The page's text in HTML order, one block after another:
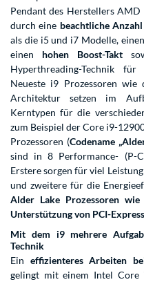
Pendant des Herstellers
durch eine beachtliche
als die i5 und i7 Modelle, einen
einen hohen Boost-Takt
Hyperthreading-Technik
Neueste i9 Prozessoren
Architektur setzen im
Kerntypen für die
zum Beispiel der Core i9-
Prozessoren (Codename
sind in 8 Performance- (P-
Erstere sorgen für viel
und zweitere für die
Alder Lake Prozessoren
Unterstützung von PCI-
Mit dem i9 mehrere
Technik
Ein effizienteres Arbeiten
gelingt mit einem Intel Core